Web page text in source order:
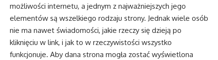
możliwości internetu, a jednym z najważniejszych jego
elementów są wszelkiego rodzaju strony. Jednak wiele osób
nie ma nawet świadomości, jakie rzeczy się dzieją po
kliknięciu w link, i jak to w rzeczywistości wszystko
funkcjonuje. Aby dana strona mogła zostać wyświetlona